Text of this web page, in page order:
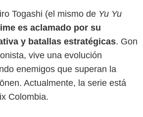
Togashi (el mismo de Yu Yu
es aclamado por su
y batallas estratégicas. Gon
vive una evolución
enemigos que superan la
Actualmente, la serie está
Colombia.
Crunchyroll